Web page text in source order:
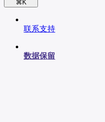
⌘ K
联系支持
数据保留